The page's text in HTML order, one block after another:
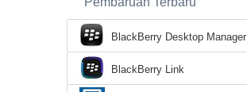
BlackBerry Desktop Manager
BlackBerry Link